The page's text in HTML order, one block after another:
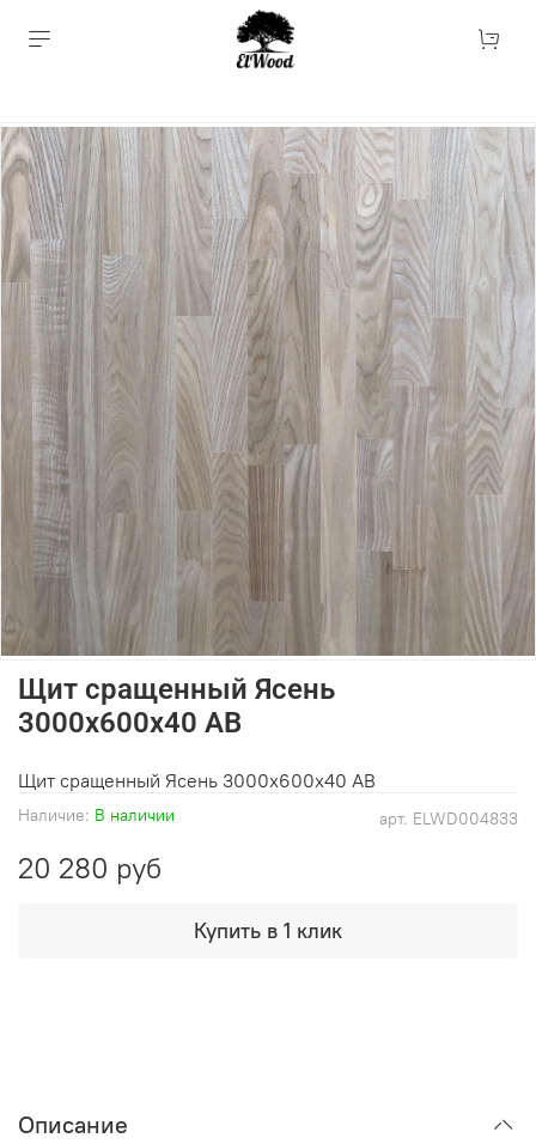
арт. ELWD004833
Наличие: В наличии
Щит сращенный Ясень
3000х600х40 АВ
20 280 руб
Купить в 1 клик
Щит сращенный Ясень 3000х600х40 АВ
Описание